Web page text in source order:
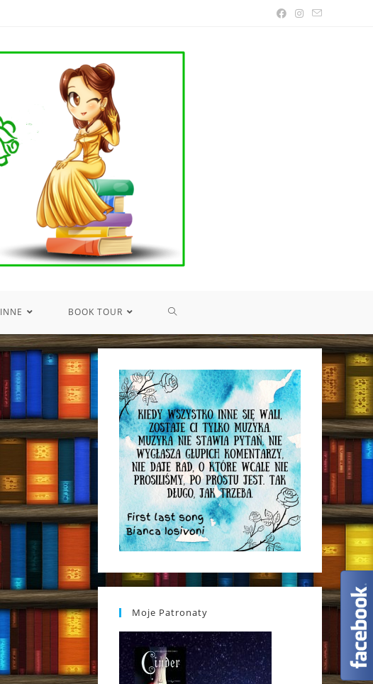
INNE BOOK TOUR TOGGLE
SEARCH
Moje Patronaty